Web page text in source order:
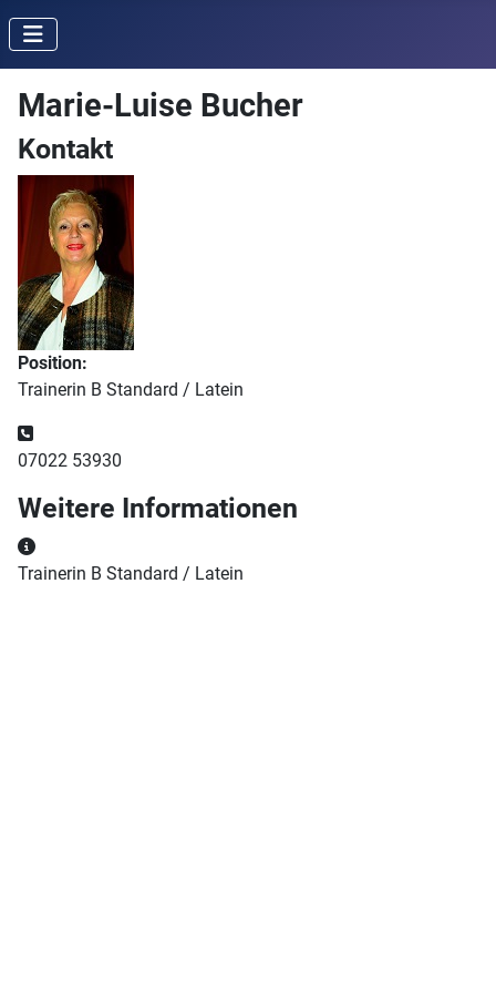
Marie-Luise Bucher
Kontakt
Position:
Trainerin B Standard / Latein
Telefon:
07022 53930
Weitere Informationen
Weitere Informationen
Trainerin B Standard / Latein